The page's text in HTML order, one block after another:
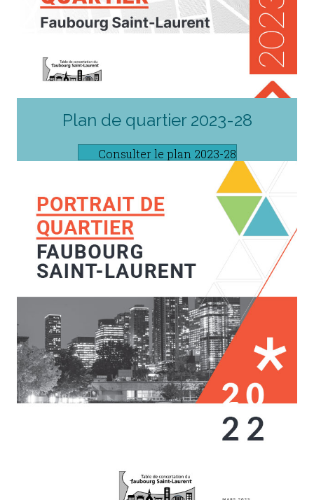
Plan de quartier 2023-28
Consulter le plan 2023-28